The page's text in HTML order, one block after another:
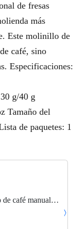
de fresas
más
Este molinillo de
café, sino
Especificaciones:
g/40 g
Tamaño del
de paquetes: 1
café manual
cerámica Molinillo